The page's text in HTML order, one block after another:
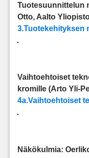
Tuotesuunnittelun
Otto, Aalto
3.Tuotekehityksen
Vaihtoehtoiset
kromille (Arto Yli-
4a.Vaihtoehtoiset
Näkökulmia: